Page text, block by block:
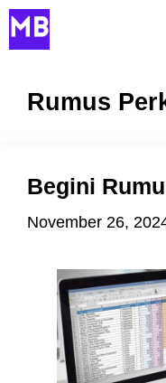
Skip
to
Rumus
Begini
November 26,